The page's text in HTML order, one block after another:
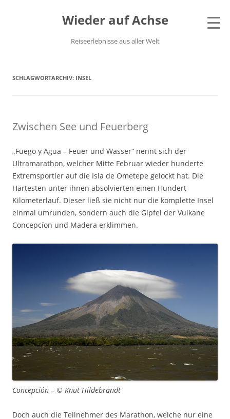
Wieder auf Achse
Reiseerlebnisse aus aller Welt
SCHLAGWORTARCHIV: INSEL
Zwischen See und Feuerberg
„Fuego y Agua – Feuer und Wasser“ nennt sich der
Ultramarathon, welcher Mitte Februar wieder hunderte
Extremsportler auf die Isla de Ometepe gelockt hat. Die
Härtesten unter ihnen absolvierten einen Hundert-
Kilometerlauf. Dieser ließ sie nicht nur die komplette Insel
einmal umrunden, sondern auch die Gipfel der Vulkane
Concepcíon und Madera erklimmen.
Concepción – © Knut Hildebrandt
Doch auch die Teilnehmer des Marathon, welche nur eine